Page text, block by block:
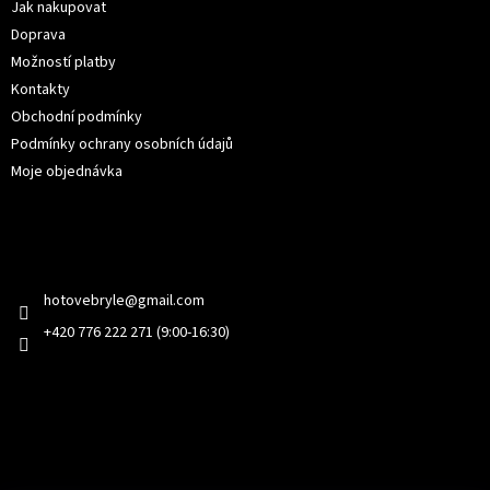
Jak nakupovat
Doprava
Možností platby
Kontakty
Obchodní podmínky
Podmínky ochrany osobních údajů
Moje objednávka
hotovebryle@gmail.com
+420 776 222 271 (9:00-16:30)